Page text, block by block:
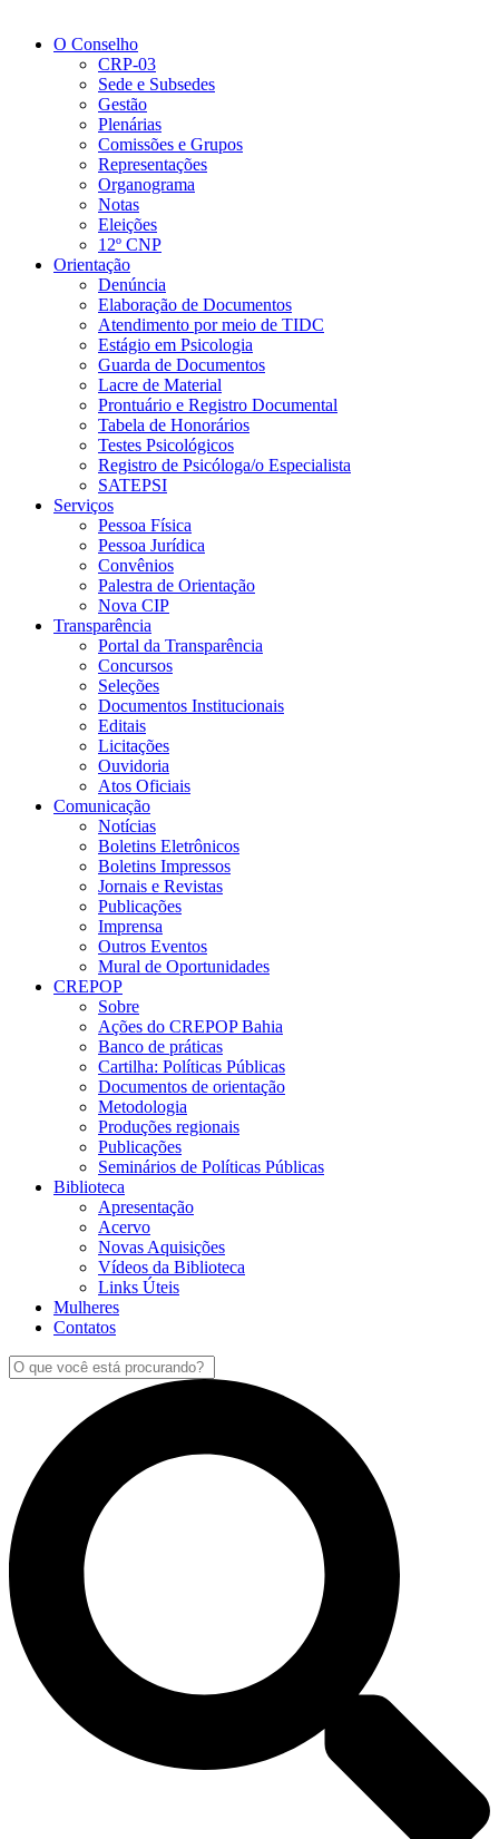
O Conselho
CRP-03
Sede e Subsedes
Gestão
Plenárias
Comissões e Grupos
Representações
Organograma
Notas
Eleições
12º CNP
Orientação
Denúncia
Elaboração de Documentos
Atendimento por meio de TIDC
Estágio em Psicologia
Guarda de Documentos
Lacre de Material
Prontuário e Registro Documental
Tabela de Honorários
Testes Psicológicos
Registro de Psicóloga/o Especialista
SATEPSI
Serviços
Pessoa Física
Pessoa Jurídica
Convênios
Palestra de Orientação
Nova CIP
Transparência
Portal da Transparência
Concursos
Seleções
Documentos Institucionais
Editais
Licitações
Ouvidoria
Atos Oficiais
Comunicação
Notícias
Boletins Eletrônicos
Boletins Impressos
Jornais e Revistas
Publicações
Imprensa
Outros Eventos
Mural de Oportunidades
CREPOP
Sobre
Ações do CREPOP Bahia
Banco de práticas
Cartilha: Políticas Públicas
Documentos de orientação
Metodologia
Produções regionais
Publicações
Seminários de Políticas Públicas
Biblioteca
Apresentação
Acervo
Novas Aquisições
Vídeos da Biblioteca
Links Úteis
Mulheres
Contatos